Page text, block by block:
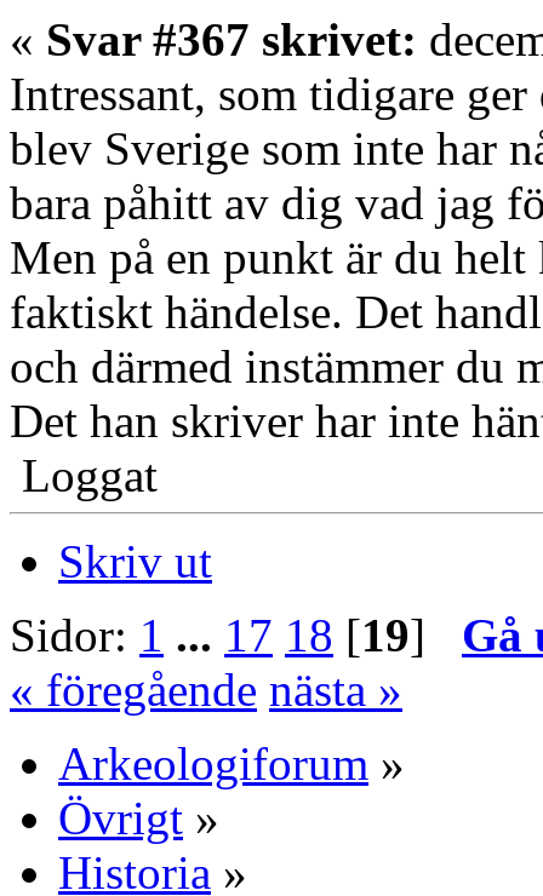
« Svar #367 skrivet:
Intressant, som tidigare
blev Sverige som inte har
bara påhitt av dig vad jag
Men på en punkt är du
faktiskt händelse. Det
och därmed instämmer du
Det han skriver har inte
Loggat
Skriv ut
Sidor: 1 ... 17 18 [19] Gå
« föregående nästa »
Arkeologiforum »
Övrigt »
Historia »